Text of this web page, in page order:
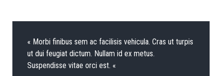
« Morbi finibus sem ac facilisis vehicula. Cras ut turpis
ut dui feugiat dictum. Nullam id ex metus.
Suspendisse vitae orci est. «